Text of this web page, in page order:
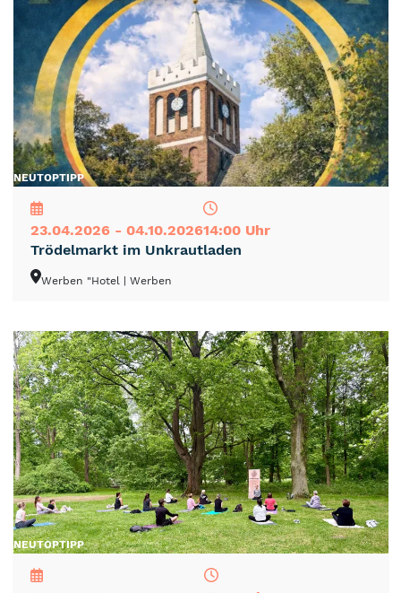
NEUTOPTIPP
23.04.2026 - 04.10.202614:00 Uhr
Trödelmarkt im Unkrautladen
Werben "Hotel | Werben
NEUTOPTIPP